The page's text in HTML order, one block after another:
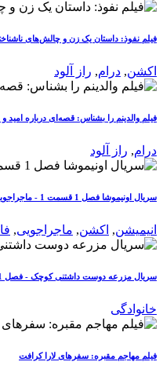
فیلم نفوذ: داستان یک زن و چالش‌های
اکشن, درام, راز آلود
فیلم والدینم را بشناس: قصه‌ای درباره امید و
درام, راز آلود
سریال اونیموشا فصل 1 قسمت 1 - ماجراجویی موساشی میاموتو
انیمیشن, اکشن, ماجراجویی,
سریال مزرعه دوست داشتنی کوچک - فصل 1 قسمت 1 - دانلود دوبله فارسی
خانوادگی
فیلم مهاجم مقبره: سفرهای لارا کرافت